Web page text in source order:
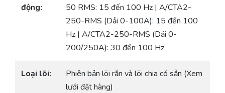
động:
50 RMS: 15 đến 100 Hz | A/CTA2-
250-RMS (Dải 0-100A): 15 đến 100
Hz | A/CTA2-250-RMS (Dải 0-
200/250A): 30 đến 100 Hz
Loại lõi:
Phiên bản lõi rắn và lõi chia có sẵn (Xem
lưới đặt hàng)